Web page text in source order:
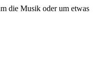
die Musik oder um etwas